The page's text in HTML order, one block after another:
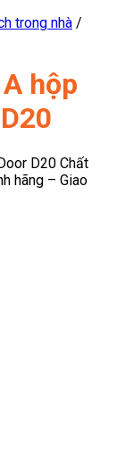
trong nhà /
hộp
D20 Chất
hãng – Giao